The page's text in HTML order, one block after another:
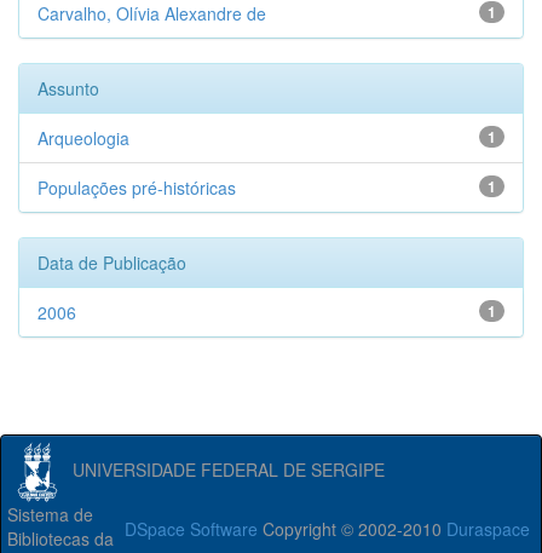
1
Carvalho, Olívia Alexandre de
Assunto
1
Arqueologia
1
Populações pré-históricas
Data de Publicação
1
2006
UNIVERSIDADE FEDERAL DE SERGIPE
DSpace Software Copyright © 2002-2010 Duraspace
Sistema de
Bibliotecas da